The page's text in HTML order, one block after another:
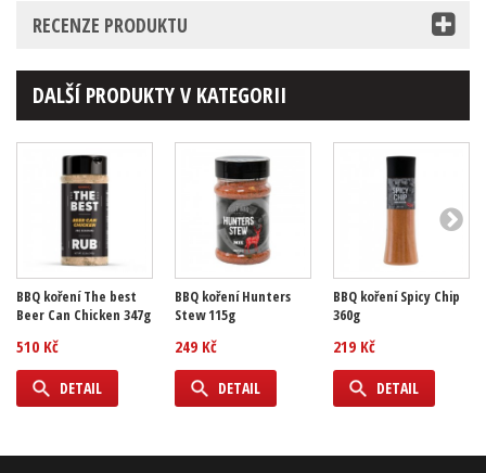
RECENZE PRODUKTU
DALŠÍ PRODUKTY V KATEGORII
BBQ koření The best
Beer Can Chicken 347g
510 Kč
DETAIL
BBQ koření Hunters
Stew 115g
249 Kč
DETAIL
BBQ koření Spicy Chip
360g
219 Kč
DETAIL